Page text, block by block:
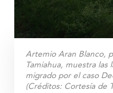
Artemio Aran Blanco,
Tamiahua, muestra las
migrado por el caso
(Créditos: Cortesía de